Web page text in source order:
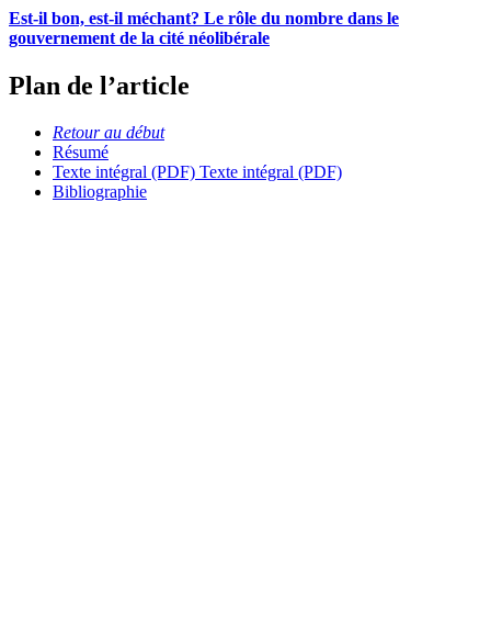
Est-il bon, est-il méchant? Le rôle du nombre dans le
gouvernement de la cité néolibérale
Plan de l’article
Retour au début
Résumé
Texte intégral (PDF) Texte intégral (PDF)
Bibliographie